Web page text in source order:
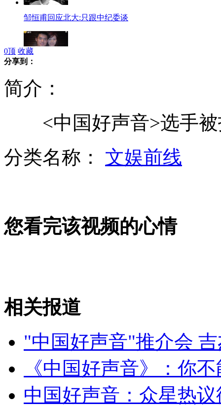
邹恒甫回应北大:只跟中纪委谈
小学转校生 需购指定电器送学校
解放军高官访美强调钓鱼岛主权
山西运城恶犬咬伤多人 警民合力深夜将其击毙
0顶 收藏
分享到：
简介：
<中国好声音>选手被
分类名称： 文娱前线
您看完该视频的心情
相关报道
"中国好声音"推介会
《中国好声音》：你
中国好声音：众星热